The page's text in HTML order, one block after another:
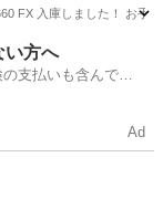
FX 入庫しました！ お
い方へ
支払いも含んでい
Ad